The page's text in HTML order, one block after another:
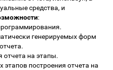
средства, и
:
генерируемых форм
отчета на этапы.
этапов построения отчета на